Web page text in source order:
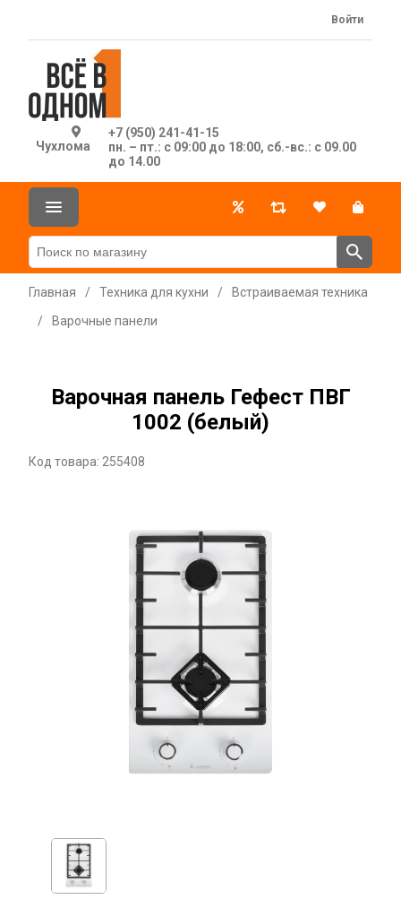
Чухлома
+7 (950) 241-41-15
пн. – пт.: с 09:00 до 18:00, сб.-вс.: с 09.00
до 14.00
Войти
Главная / Техника для кухни /
Встраиваемая техника
/
Варочные панели
Варочная панель Гефест ПВГ
1002 (белый)
Код товара: 255408